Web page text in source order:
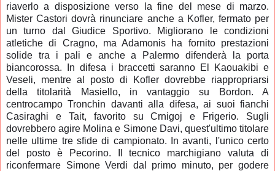
riaverlo a disposizione verso la fine del mese di marzo.
Mister Castori dovrà rinunciare anche a Kofler, fermato per
un turno dal Giudice Sportivo. Migliorano le condizioni
atletiche di Cragno, ma Adamonis ha fornito prestazioni
solide tra i pali e anche a Palermo difenderà la porta
biancorossa. In difesa i braccetti saranno El Kaouakibi e
Veseli, mentre al posto di Kofler dovrebbe riappropriarsi
della titolarità Masiello, in vantaggio su Bordon. A
centrocampo Tronchin davanti alla difesa, ai suoi fianchi
Casiraghi e Tait, favorito su Crnigoj e Frigerio. Sugli
dovrebbero agire Molina e Simone Davi, quest'ultimo titolare
nelle ultime tre sfide di campionato. In avanti, l'unico certo
del posto è Pecorino. Il tecnico marchigiano valuta di
riconfermare Simone Verdi dal primo minuto, per godere